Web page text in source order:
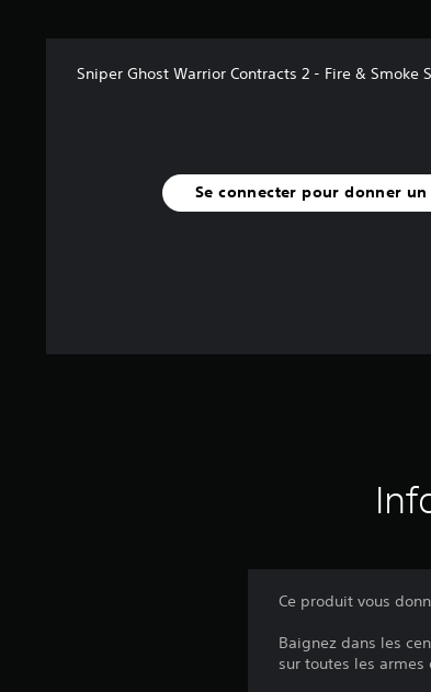
1
a
Sniper Ghost Warrior Contracts 2 - Fire & Smoke
Se connecter pour donner un
Ce produit vous
Baignez dans les
sur toutes les